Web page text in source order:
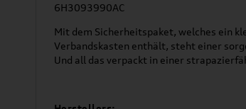
6H3093990AC
Mit dem Sicherheitspaket, welches ein
Verbandskasten enthält, steht einer
Und all das verpackt in einer